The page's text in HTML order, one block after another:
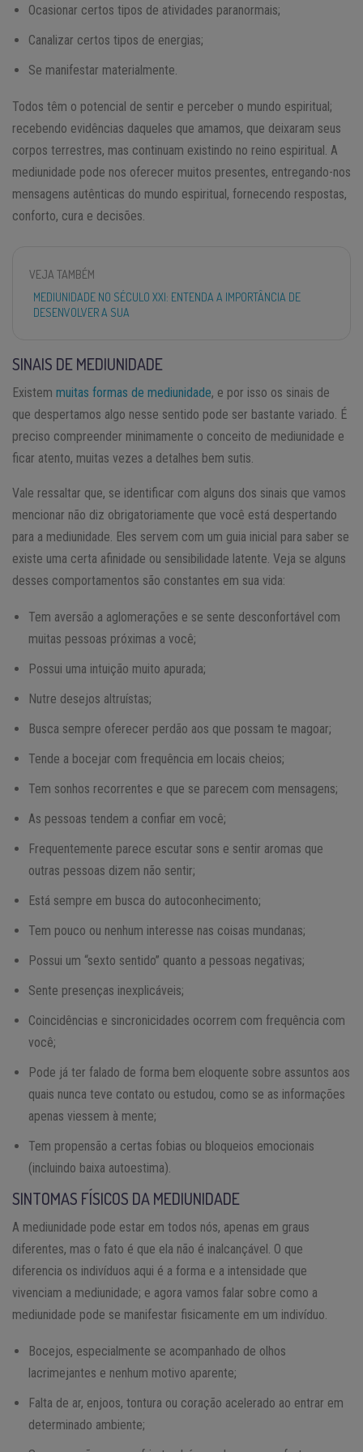
Ocasionar certos tipos de atividades paranormais;
Canalizar certos tipos de energias;
Se manifestar materialmente.
Todos têm o potencial de sentir e perceber o mundo espiritual;
recebendo evidências daqueles que amamos, que deixaram seus
corpos terrestres, mas continuam existindo no reino espiritual. A
mediunidade pode nos oferecer muitos presentes, entregando-nos
mensagens autênticas do mundo espiritual, fornecendo respostas,
conforto, cura e decisões.
VEJA TAMBÉM
MEDIUNIDADE NO SÉCULO XXI: ENTENDA A IMPORTÂNCIA DE
DESENVOLVER A SUA
SINAIS DE MEDIUNIDADE
Existem muitas formas de mediunidade, e por isso os sinais de
que despertamos algo nesse sentido pode ser bastante variado. É
preciso compreender minimamente o conceito de mediunidade e
ficar atento, muitas vezes a detalhes bem sutis.
Vale ressaltar que, se identificar com alguns dos sinais que vamos
mencionar não diz obrigatoriamente que você está despertando
para a mediunidade. Eles servem com um guia inicial para saber se
existe uma certa afinidade ou sensibilidade latente. Veja se alguns
desses comportamentos são constantes em sua vida:
Tem aversão a aglomerações e se sente desconfortável com
muitas pessoas próximas a você;
Possui uma intuição muito apurada;
Nutre desejos altruístas;
Busca sempre oferecer perdão aos que possam te magoar;
Tende a bocejar com frequência em locais cheios;
Tem sonhos recorrentes e que se parecem com mensagens;
As pessoas tendem a confiar em você;
Frequentemente parece escutar sons e sentir aromas que
outras pessoas dizem não sentir;
Está sempre em busca do autoconhecimento;
Tem pouco ou nenhum interesse nas coisas mundanas;
Possui um “sexto sentido” quanto a pessoas negativas;
Sente presenças inexplicáveis;
Coincidências e sincronicidades ocorrem com frequência com
você;
Pode já ter falado de forma bem eloquente sobre assuntos aos
quais nunca teve contato ou estudou, como se as informações
apenas viessem à mente;
Tem propensão a certas fobias ou bloqueios emocionais
(incluindo baixa autoestima).
SINTOMAS FÍSICOS DA MEDIUNIDADE
A mediunidade pode estar em todos nós, apenas em graus
diferentes, mas o fato é que ela não é inalcançável. O que
diferencia os indivíduos aqui é a forma e a intensidade que
vivenciam a mediunidade; e agora vamos falar sobre como a
mediunidade pode se manifestar fisicamente em um indivíduo.
Bocejos, especialmente se acompanhado de olhos
lacrimejantes e nenhum motivo aparente;
Falta de ar, enjoos, tontura ou coração acelerado ao entrar em
determinado ambiente;